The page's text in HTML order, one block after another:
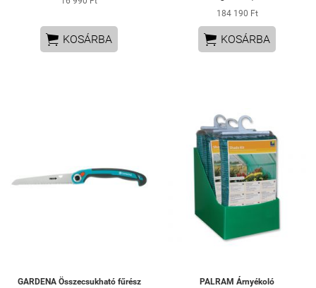
 KOSÁRBA
184 190 Ft
 KOSÁRBA
GARDENA Összecsukható fűrész
PALRAM Árnyékoló